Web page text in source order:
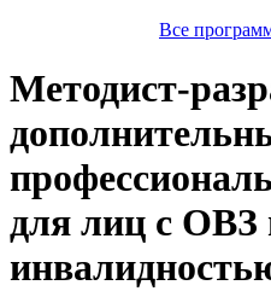
Все
Методист-
для лиц с ОВЗ